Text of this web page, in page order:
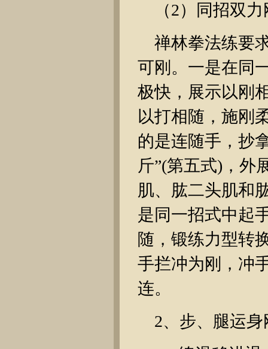
（2）同招双
禅林拳法练要
可刚。一是在同
极快，展示以刚
以打相随，施刚
的是连随手，抄
斤”(第五式)，外
肌、肱二头肌和
是同一招式中起
随，锻练力型转
手拦冲为刚，冲
连。
2、步、腿运